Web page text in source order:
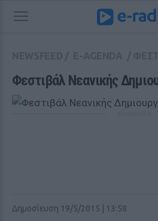
Φεστιβάλ Νεανικής
Δημοσίευση 19/5/2015 | 13:58